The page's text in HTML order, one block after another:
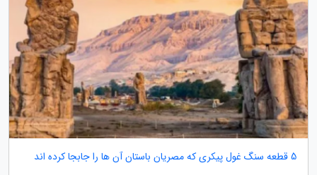
5 قطعه سنگ غول پیکری که مصریان باستان آن ها را جابجا کرده اند